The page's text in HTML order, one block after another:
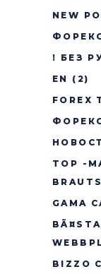
NEW
! БЕЗ
EN
(2)
FOREX
TOP -
GAMA
BIZZO